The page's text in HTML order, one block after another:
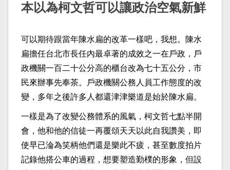
本以為柯文哲可以讓政治空氣新鮮
可以期待跟當年陳水扁的改革一樣吧，我想。陳水
扁擔任台北市長任內最卓著的成效之一在戶政，戶
政機關一百二十公分高的櫃台改為七十五公分，市
民來辦事先奉茶。戶政機關公務人員工作態度的改
變，多年之後許多人都還津津樂道是始於陳水扁。
一樣是為了改變公務體系的風氣，柯文哲七點半開
會，他和他的信徒一再覆頌天天以此自我讚美，即
使早已淪為笑柄他們還是樂此不疲，甚至數度拍片
記錄他搭公車的過程，想要塑造勤樸的形象，但設